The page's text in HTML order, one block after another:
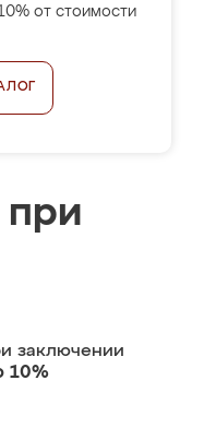
от стоимости
при
заключении
10%